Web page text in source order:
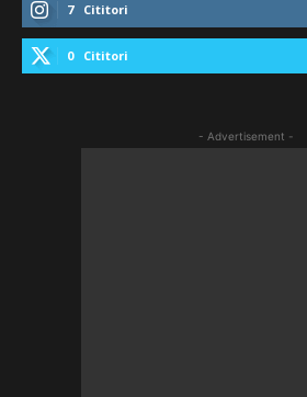
7 Cititori
0 Cititori
- Advertisement -